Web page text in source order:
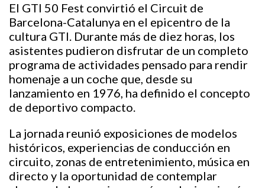
El GTI 50 Fest convirtió el Circuit de
Barcelona-Catalunya en el epicentro de la
cultura GTI. Durante más de diez horas, los
asistentes pudieron disfrutar de un completo
programa de actividades pensado para rendir
homenaje a un coche que, desde su
lanzamiento en 1976, ha definido el concepto
de deportivo compacto.
La jornada reunió exposiciones de modelos
históricos, experiencias de conducción en
circuito, zonas de entretenimiento, música en
directo y la oportunidad de contemplar